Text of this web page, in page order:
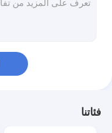
سبائك النيكل والصلب
فئاتنا